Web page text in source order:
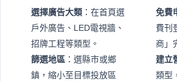
選擇廣告大類 ：在首頁選
戶外廣告、LED電視牆、
招牌工程等類型。
篩選地區 ：選縣市或鄉
鎮，縮小至目標投放區
免費
費刊
商」
建立
類型